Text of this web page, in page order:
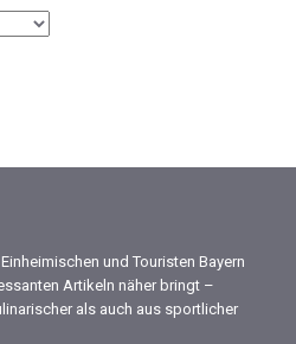
und Touristen Bayern
Artikeln näher bringt –
als auch aus sportlicher